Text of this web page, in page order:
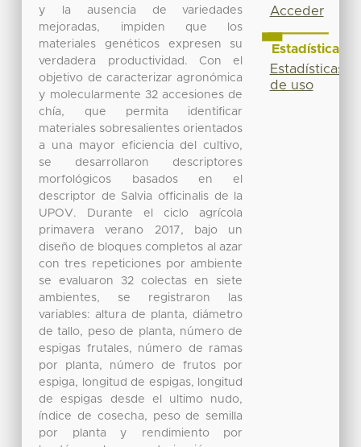
y la ausencia de variedades
mejoradas, impiden que los
materiales genéticos expresen su
verdadera productividad. Con el
objetivo de caracterizar agronómica
y molecularmente 32 accesiones de
chía, que permita identificar
materiales sobresalientes orientados
a una mayor eficiencia del cultivo,
se desarrollaron descriptores
morfológicos basados en el
descriptor de Salvia officinalis de la
UPOV. Durante el ciclo agrícola
primavera verano 2017, bajo un
diseño de bloques completos al azar
con tres repeticiones por ambiente
se evaluaron 32 colectas en siete
ambientes, se registraron las
variables: altura de planta, diámetro
de tallo, peso de planta, número de
espigas frutales, número de ramas
por planta, número de frutos por
espiga, longitud de espigas, longitud
de espigas desde el ultimo nudo,
índice de cosecha, peso de semilla
por planta y rendimiento por
Acceder
Estadísticas
Estadísticas
de uso